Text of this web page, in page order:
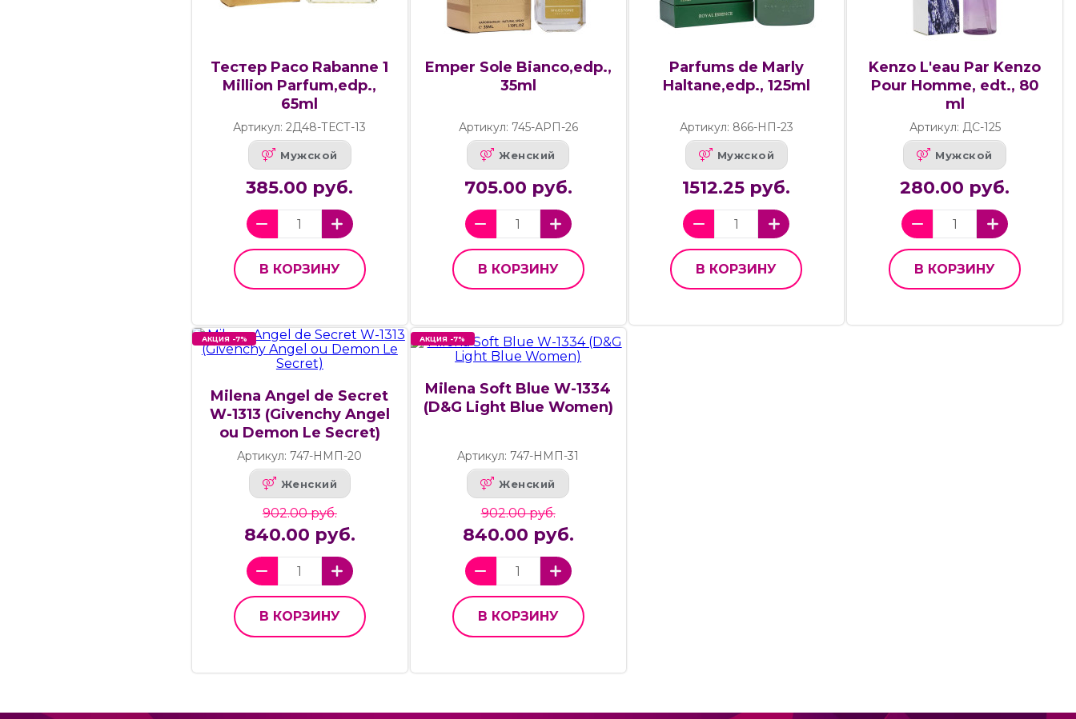
Тестер Paco Rabanne 1
Million Parfum,edp.,
65ml
Артикул: 2Д48-ТЕСТ-13
Мужской
385.00 руб.
В КОРЗИНУ
Emper Sole Bianco,edp.,
35ml
Артикул: 745-АРП-26
Женский
705.00 руб.
В КОРЗИНУ
Parfums de Marly
Haltane,edp., 125ml
Артикул: 866-НП-23
Мужской
1512.25 руб.
В КОРЗИНУ
Kenzo L'eau Par Kenzo
Pour Homme, edt., 80
ml
Артикул: ДС-125
Мужской
280.00 руб.
В КОРЗИНУ
АКЦИЯ -7%
Milena Angel de Secret
W-1313 (Givenchy Angel
ou Demon Le Secret)
Артикул: 747-НМП-20
Женский
902.00 руб.
840.00 руб.
В КОРЗИНУ
АКЦИЯ -7%
Milena Soft Blue W-1334
(D&G Light Blue Women)
Артикул: 747-НМП-31
Женский
902.00 руб.
840.00 руб.
В КОРЗИНУ